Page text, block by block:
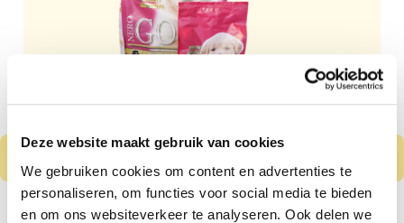
Deze website maakt gebruik van cookies
We gebruiken cookies om content en advertenties te
personaliseren, om functies voor social media te bieden
en om ons websiteverkeer te analyseren. Ook delen we
Nero Gold Puppy